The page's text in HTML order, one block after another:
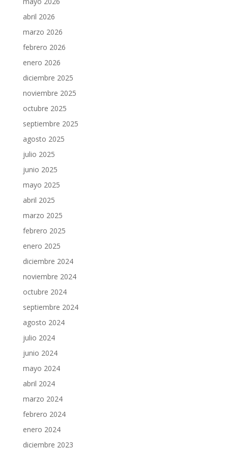
abril 2026
marzo 2026
febrero 2026
enero 2026
diciembre 2025
noviembre 2025
octubre 2025
septiembre 2025
agosto 2025
julio 2025
junio 2025
mayo 2025
abril 2025
marzo 2025
febrero 2025
enero 2025
diciembre 2024
noviembre 2024
octubre 2024
septiembre 2024
agosto 2024
julio 2024
junio 2024
mayo 2024
abril 2024
marzo 2024
febrero 2024
enero 2024
diciembre 2023